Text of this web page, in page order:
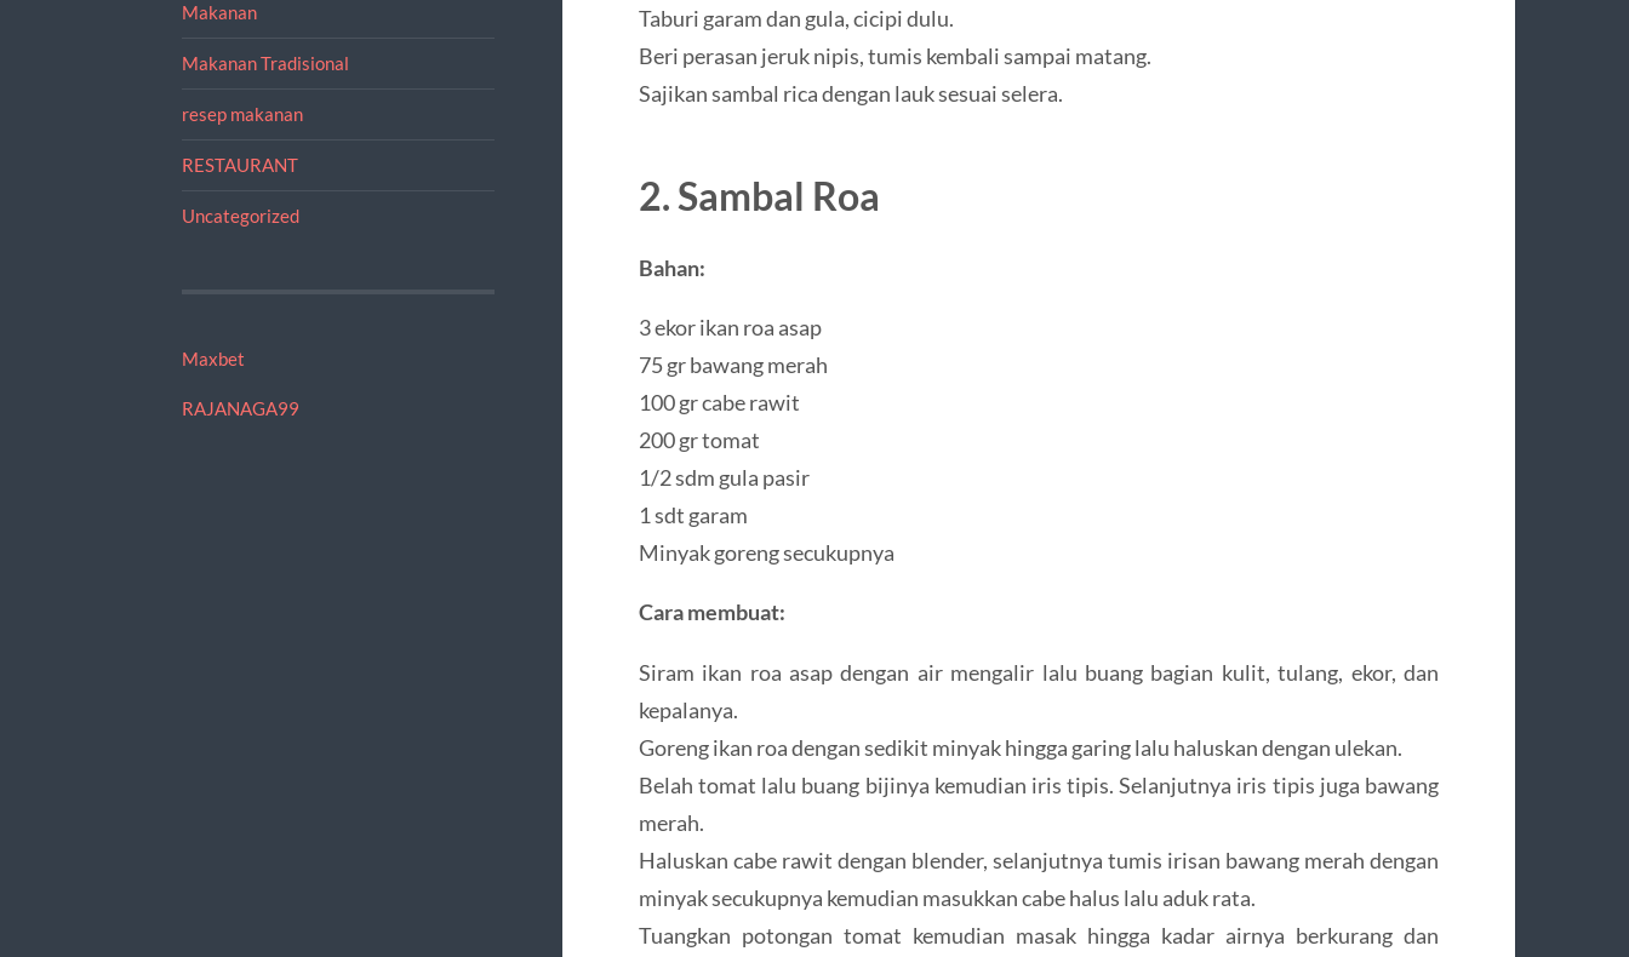
Makanan
Makanan Tradisional
resep makanan
RESTAURANT
Uncategorized
Maxbet
RAJANAGA99
Taburi garam dan gula, cicipi dulu.
Beri perasan jeruk nipis, tumis kembali sampai matang.
Sajikan sambal rica dengan lauk sesuai selera.
2. Sambal Roa
Bahan:
3 ekor ikan roa asap
75 gr bawang merah
100 gr cabe rawit
200 gr tomat
1/2 sdm gula pasir
1 sdt garam
Minyak goreng secukupnya
Cara membuat:
Siram ikan roa asap dengan air mengalir lalu buang bagian kulit, tulang, ekor, dan
kepalanya.
Goreng ikan roa dengan sedikit minyak hingga garing lalu haluskan dengan ulekan.
Belah tomat lalu buang bijinya kemudian iris tipis. Selanjutnya iris tipis juga bawang
merah.
Haluskan cabe rawit dengan blender, selanjutnya tumis irisan bawang merah dengan
minyak secukupnya kemudian masukkan cabe halus lalu aduk rata.
Tuangkan potongan tomat kemudian masak hingga kadar airnya berkurang dan